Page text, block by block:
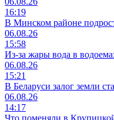
16:19
В Минском районе
06.08.26
15:58
Из-за жары вода в
06.08.26
15:21
В Беларуси залог земли
06.08.26
14:17
Что поменяли в